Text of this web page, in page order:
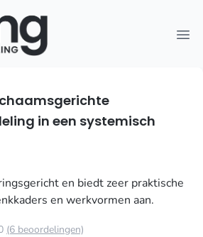
in een systemisch
en biedt zeer praktische
en werkvormen aan.
(6 beoordelingen)